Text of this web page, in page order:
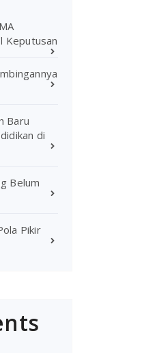
Keputusan
Baru
di
Belum
Pikir